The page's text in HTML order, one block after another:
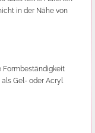
in der Nähe von
Formbeständigkeit
Gel- oder Acryl